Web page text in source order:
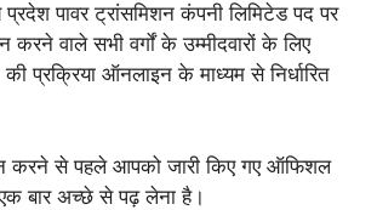
प्रदेश पावर ट्रांसमिशन कंपनी लिमिटेड पद पर
करने वाले सभी वर्गों के उम्मीदवारों के लिए
प्रक्रिया ऑनलाइन के माध्यम से निर्धारित
करने से पहले आपको जारी किए गए ऑफिशल
बार अच्छे से पढ़ लेना है।